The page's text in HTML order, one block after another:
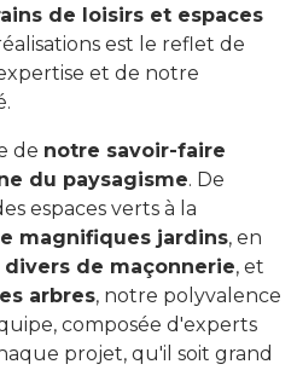
de loisirs et espaces
est le reflet de
et de notre
de notre savoir-faire
du paysagisme. De
espaces verts à la
magnifiques jardins, en
divers de maçonnerie, et
arbres, notre polyvalence
composée d'experts
projet, qu'il soit grand